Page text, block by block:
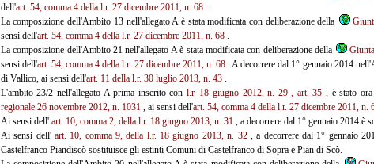
dell'art. 54, comma 4 della l.r. 27 dicembre 2011, n. 68.
La composizione dell'Ambito 13 nell'allegato A è stata modificata con deliberazione della
sensi dell'art. 54, comma 4 della l.r. 27 dicembre 2011, n. 68.
La composizione dell'Ambito 21 nell'allegato A è stata modificata con deliberazione della Giunta
sensi dell'art. 54, comma 4 della l.r. 27 dicembre 2011, n. 68. A decorrere dal 1° gennaio 2014
di Vallico, ai sensi dell'art. 11 della l.r. 30 luglio 2013, n. 43.
L'ambito 23/2 nell'allegato A prima inserito con l.r. 18 giugno 2012, n. 29 , art. 35 , è stato ora
regionale 26 novembre 2012, n. 1031, ai sensi dell'art. 54, comma 4 della l.r. 27 dicembre 2011, n.
Ai sensi dell' art. 10, comma 2, della l.r. 18 giugno 2013, n. 31, a decorrere dal 1° gennaio 2014 è
Ai sensi dell' art. 10, comma 9, della l.r. 18 giugno 2013, n. 32, a decorrere dal 1° gennaio
Castelfranco Piandiscò sostituisce gli estinti Comuni di Castelfranco di Sopra e Pian di Scò.